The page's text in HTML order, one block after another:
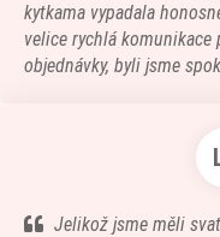
kytkama vypadala
velice rychlá
objednávky, byli jsme
Jelikož jsme měli